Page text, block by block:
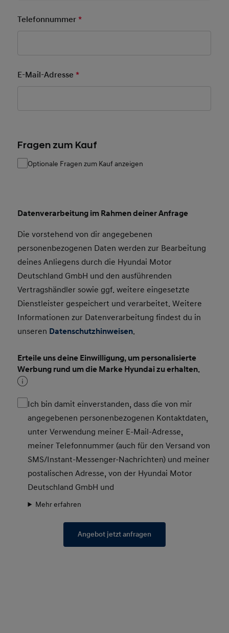
Telefonnummer*
E-Mail-Adresse*
Fragen zum Kauf
Optionale Fragen zum Kauf anzeigen
Datenverarbeitung im Rahmen deiner Anfrage
Die vorstehend von dir angegebenen
personenbezogenen Daten werden zur Bearbeitung
deines Anliegens durch die Hyundai Motor
Deutschland GmbH und den ausführenden
Vertragshändler sowie ggf. weitere eingesetzte
Dienstleister gespeichert und verarbeitet. Weitere
Informationen zur Datenverarbeitung findest du in
unseren Datenschutzhinweisen.
Erteile uns deine Einwilligung, um personalisierte
Werbung rund um die Marke Hyundai zu erhalten.
Ich bin damit einverstanden, dass die von mir
angegebenen personenbezogenen Kontaktdaten,
unter Verwendung meiner E-Mail-Adresse,
meiner Telefonnummer (auch für den Versand von
SMS/Instant-Messenger-Nachrichten) und meiner
postalischen Adresse, von der Hyundai Motor
Deutschland GmbH und
Mehr erfahren
Angebot jetzt anfragen